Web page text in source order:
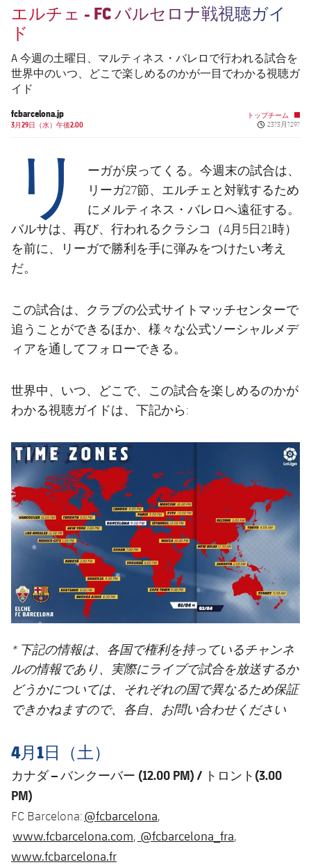
結果
順位表
スケジュール
チケット
順位表
トップチーム
plusicon
label.aria.plus
チケット
結果
順位表
PLUSICON
LABEL.ARIA.PLUS
スケジュール
チケット
結果
エルチェ - FC バルセロナ戦視聴ガイ
ド
A 今週の土曜日、マルティネス・バレロで行われる試合を
世界中のいつ、どこで楽しめるのかが一目でわかる視聴ガ
イド
fcbarcelona.jp
3月29日（水）午後2.00
トップチーム
Published
23?3月?29?
リ
ーガが戻ってくる。今週末の試合は、
リーガ27節、エルチェと対戦するため
にメルティネス・バレロへ遠征する。
バルサは、再び、行われるクラシコ（4月5日21時）
を前に、リーガで勝利を手に弾みをつけたい考え
だ。
この試合は、クラブの公式サイトマッチセンターで
追うことができるほか、様々な公式ソーシャルメデ
ィアを通してフォローできる。
世界中、いつ、どこで、この試合を楽しめるのかが
わかる視聴ガイドは、下記から:
* 下記の情報は、各国で権利を持っているチャンネ
ルの情報であり、実際にライブで試合を放送するか
どうかについては、それぞれの国で異なるため保証
できかねますので、各自、お問い合わせください
4月1日（土）
カナダ – バンクーバー (12.00 PM) / トロント(3.00
PM)
FC Barcelona:@fcbarcelona,
www.fcbarcelona.com, @fcbarcelona_fra,
www.fcbarcelona.fr